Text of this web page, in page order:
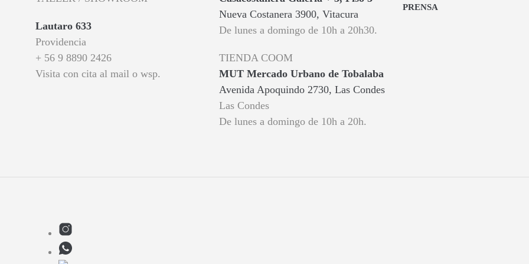
Lautaro 633
Providencia
+ 56 9 8890 2426
Visita con cita al mail o wsp.
Nueva Costanera 3900, Vitacura
De lunes a domingo de 10h a 20h30.
TIENDA COOM
MUT Mercado Urbano de Tobalaba
Avenida Apoquindo 2730, Las Condes
Las Condes
De lunes a domingo de 10h a 20h.
PRENSA